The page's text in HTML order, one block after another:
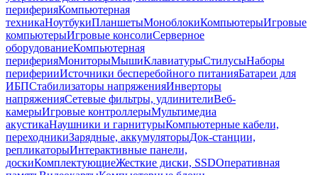
периферияКомпьютерная
техникаНоутбукиПланшетыМоноблокиКомпьютерыИгровые
компьютерыИгровые консолиСерверное
оборудованиеКомпьютерная
периферияМониторыМышиКлавиатурыСтилусыНаборы
периферииИсточники бесперебойного питанияБатареи для
ИБПСтабилизаторы напряженияИнверторы
напряженияСетевые фильтры, удлинителиВеб-
камерыИгровые контроллерыМультимедиа
акустикаНаушники и гарнитурыКомпьютерные кабели,
переходникиЗарядные, аккумуляторыДок-станции,
репликаторыИнтерактивные панели,
доскиКомплектующиеЖесткие диски, SSDОперативная